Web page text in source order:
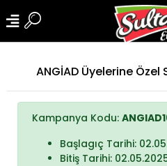
ANGİAD Üyelerine
Kampanya Kodu:
Başlagıç Tarihi:
Bitiş Tarihi: